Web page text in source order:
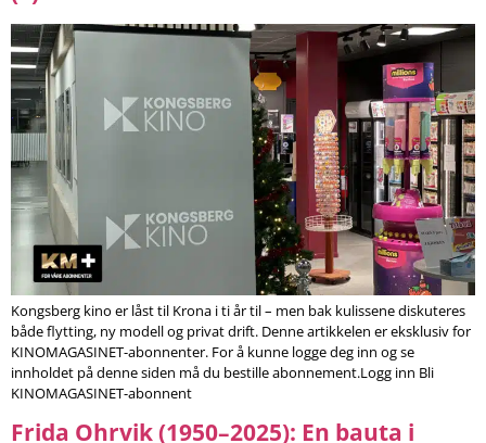
Kongsberg kino er låst til Krona i ti år til – men bak kulissene diskuteres
både flytting, ny modell og privat drift. Denne artikkelen er eksklusiv for
KINOMAGASINET-abonnenter. For å kunne logge deg inn og se
innholdet på denne siden må du bestille abonnement.Logg inn Bli
KINOMAGASINET-abonnent
Frida Ohrvik (1950–2025): En bauta i